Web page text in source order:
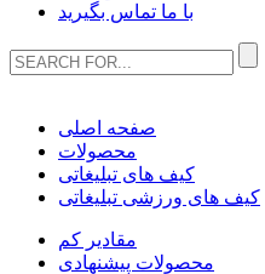
با ما تماس بگیرید
صفحه اصلی
محصولات
کیف های تبلیغاتی
کیف های ورزشی تبلیغاتی
مقادیر کم
محصولات پیشنهادی